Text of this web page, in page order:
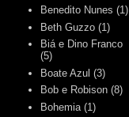
Benedito Nunes (1)
Beth Guzzo (1)
Biá e Dino Franco
(5)
Boate Azul (3)
Bob e Robison (8)
Bohemia (1)